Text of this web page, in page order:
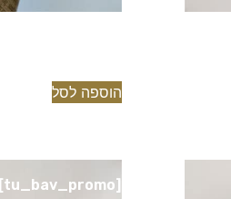
הוספה לסל
[tu_bav_promo]